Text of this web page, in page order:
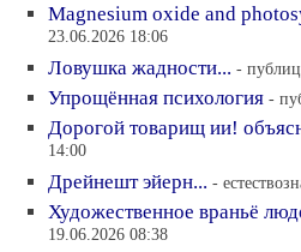
Magnesium oxide and
23.06.2026 18:06
Ловушка жадности... -
Упрощённая психология -
Дорогой товарищ ии!
14:00
Дрейнешт эйерн... -
Художественное враньё
19.06.2026 08:38